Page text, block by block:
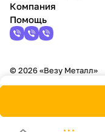
Компания
Помощь
© 2026 «Везу Металл»